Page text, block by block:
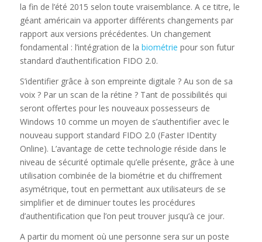
la fin de l’été 2015 selon toute vraisemblance. A ce titre, le
géant américain va apporter différents changements par
rapport aux versions précédentes. Un changement
fondamental : l’intégration de la biométrie pour son futur
standard d’authentification FIDO 2.0.
S’identifier grâce à son empreinte digitale ? Au son de sa
voix ? Par un scan de la rétine ? Tant de possibilités qui
seront offertes pour les nouveaux possesseurs de
Windows 10 comme un moyen de s’authentifier avec le
nouveau support standard FIDO 2.0 (Faster IDentity
Online). L’avantage de cette technologie réside dans le
niveau de sécurité optimale qu’elle présente, grâce à une
utilisation combinée de la biométrie et du chiffrement
asymétrique, tout en permettant aux utilisateurs de se
simplifier et de diminuer toutes les procédures
d’authentification que l’on peut trouver jusqu’à ce jour.
A partir du moment où une personne sera sur un poste